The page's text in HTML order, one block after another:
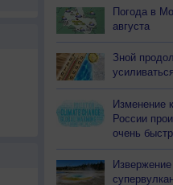
Погода в
августа
Зной
усиливаться
Изменение
России
очень
Извержение